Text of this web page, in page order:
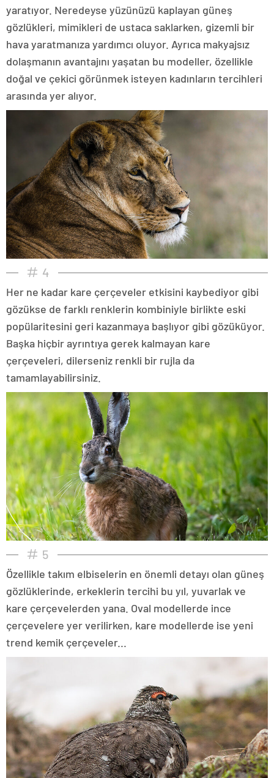
yaratıyor. Neredeyse yüzünüzü kaplayan güneş
gözlükleri, mimikleri de ustaca saklarken, gizemli bir
hava yaratmanıza yardımcı oluyor. Ayrıca makyajsız
dolaşmanın avantajını yaşatan bu modeller, özellikle
doğal ve çekici görünmek isteyen kadınların tercihleri
arasında yer alıyor.
4
Her ne kadar kare çerçeveler etkisini kaybediyor gibi
gözükse de farklı renklerin kombiniyle birlikte eski
popülaritesini geri kazanmaya başlıyor gibi gözüküyor.
Başka hiçbir ayrıntıya gerek kalmayan kare
çerçeveleri, dilerseniz renkli bir rujla da
tamamlayabilirsiniz.
5
Özellikle takım elbiselerin en önemli detayı olan güneş
gözlüklerinde, erkeklerin tercihi bu yıl, yuvarlak ve
kare çerçevelerden yana. Oval modellerde ince
çerçevelere yer verilirken, kare modellerde ise yeni
trend kemik çerçeveler...